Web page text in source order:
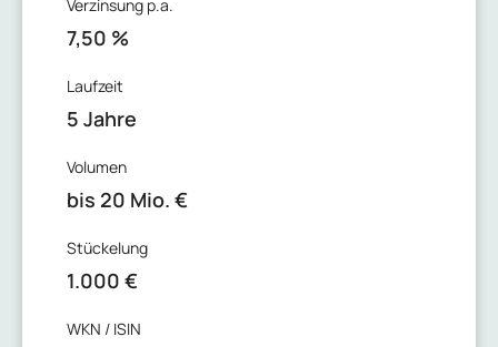
Verzinsung p.a.
7,50 %
Laufzeit
5 Jahre
Volumen
bis 20 Mio. €
Stückelung
1.000 €
WKN / ISIN